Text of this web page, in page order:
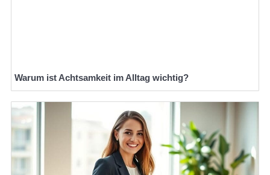
Warum ist Achtsamkeit im Alltag wichtig?